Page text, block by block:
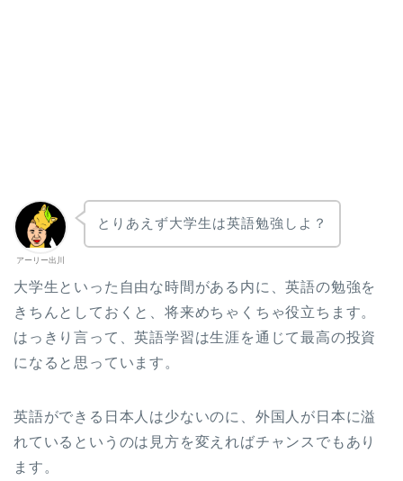
アーリー出川
とりあえず大学生は英語勉強しよ？
大学生といった自由な時間がある内に、英語の勉強を
きちんとしておくと、将来めちゃくちゃ役立ちます。
はっきり言って、英語学習は生涯を通じて最高の投資
になると思っています。
英語ができる日本人は少ないのに、外国人が日本に溢
れているというのは見方を変えればチャンスでもあり
ます。